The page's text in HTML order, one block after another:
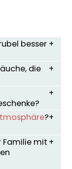
besser
die
?
Familie mit